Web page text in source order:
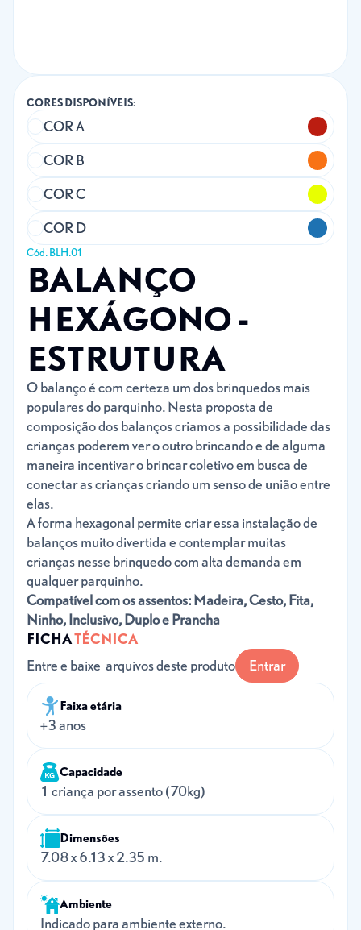
Cód. BLH.01
BALANÇO
HEXÁGONO -
ESTRUTURA
O balanço é com certeza um dos brinquedos mais
populares do parquinho. Nesta proposta de
composição dos balanços criamos a possibilidade das
crianças poderem ver o outro brincando e de alguma
maneira incentivar o brincar coletivo em busca de
conectar as crianças criando um senso de união entre
elas.
A forma hexagonal permite criar essa instalação de
balanços muito divertida e contemplar muitas
crianças nesse brinquedo com alta demanda em
qualquer parquinho.
Compatível com os assentos: Madeira, Cesto, Fita,
Ninho, Inclusivo, Duplo e Prancha
CORES DISPONÍVEIS:
COR A
COR B
COR C
COR D
FICHATÉCNICA
Entre e baixe arquivos deste produto
Entrar
Faixa etária
+3 anos
Capacidade
1 criança por assento (70kg)
Dimensões
7.08 x 6.13 x 2.35 m.
Ambiente
Indicado para ambiente externo.